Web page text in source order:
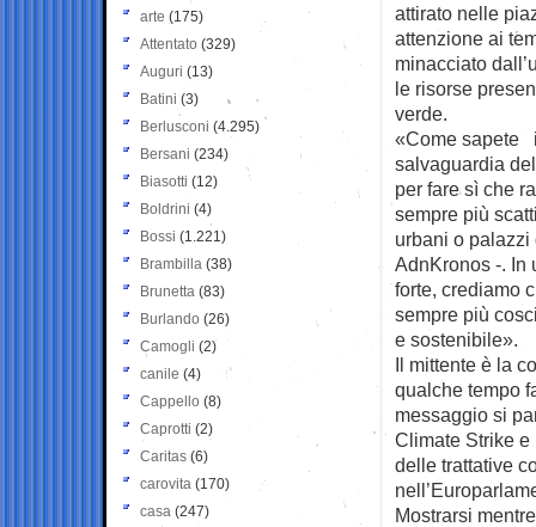
attirato nelle
attenzione ai
minacciato
le risorse
verde.
«Come sapete
salvaguardia
per fare sì che
sempre più
urbani o
AdnKronos -. In
forte, crediamo
sempre più
e sostenibile».
Il mittente è la
qualche tempo
messaggio si
Climate Strike e
delle trattative
Mostrarsi
arte (175)
Attentato (329)
Auguri (13)
Batini (3)
Berlusconi (4.295)
Bersani (234)
Biasotti (12)
Boldrini (4)
Bossi (1.221)
Brambilla (38)
Brunetta (83)
Burlando (26)
Camogli (2)
canile (4)
Cappello (8)
Caprotti (2)
Caritas (6)
carovita (170)
casa (247)